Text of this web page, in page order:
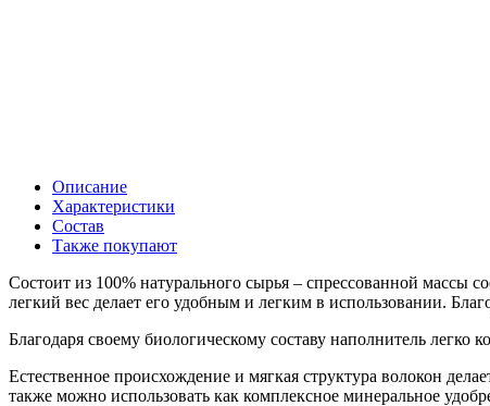
Описание
Характеристики
Состав
Также покупают
Состоит из 100% натурального сырья – спрессованной массы
легкий вес делает его удобным и легким в использовании.
Благодаря своему биологическому составу наполнитель легко
Естественное происхождение и мягкая структура волокон
также можно использовать как комплексное минеральное